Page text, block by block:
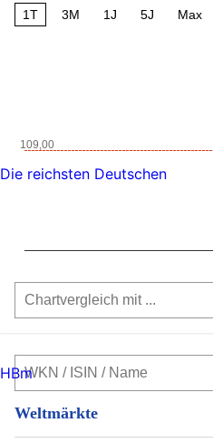
1T 3M 1J 5J Max
109,00
Weltmärkte
Die reichsten Deutschen
HBm